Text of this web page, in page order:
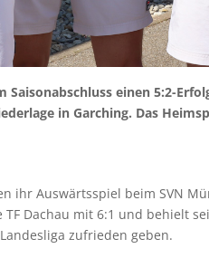
einen 5:2-
in Garching. Das
ihr Auswärtsspiel beim SVN
Dachau mit 6:1 und behielt
zufrieden geben.